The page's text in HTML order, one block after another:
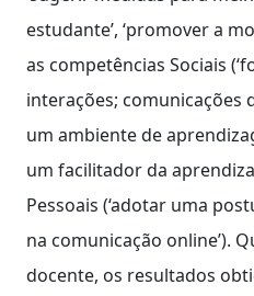
estudante’, ‘promover a
as competências Sociais
interações; comunicações
um ambiente de
um facilitador da
Pessoais (‘adotar uma
na comunicação online’).
docente, os resultados